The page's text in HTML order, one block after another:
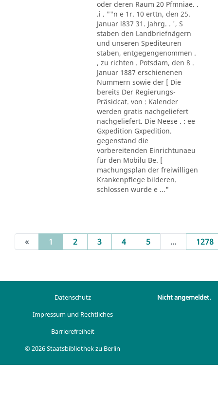
oder deren Raum 20 Pfmniae. .
.i . ""n e 1r. 10 erttn, den 25.
Januar l837 31. Jahrg. . ', S
staben den Landbriefnägern
und unseren Spediteuren
staben, entgegengenommen .
, zu richten . Potsdam, den 8 .
Januar 1887 erschienenen
Nummern sowie der [ Die
bereits Der Regierungs-
Präsidcat. von : Kalender
werden gratis nachgeliefert
nachgeliefert. Die Neese . : ee
Gxpedition Gxpedition.
gegenstand die
vorbereitenden Einrichtunaeu
für den Mobilu Be. [
machungsplan der freiwilligen
Krankenpflege bilderen.
schlossen wurde e ..."
« 1 (current)
2 3 4 5 ... 1278
Datenschutz
Impressum und Rechtliches
Barrierefreiheit
© 2026 Staatsbibliothek zu Berlin
Nicht angemeldet.